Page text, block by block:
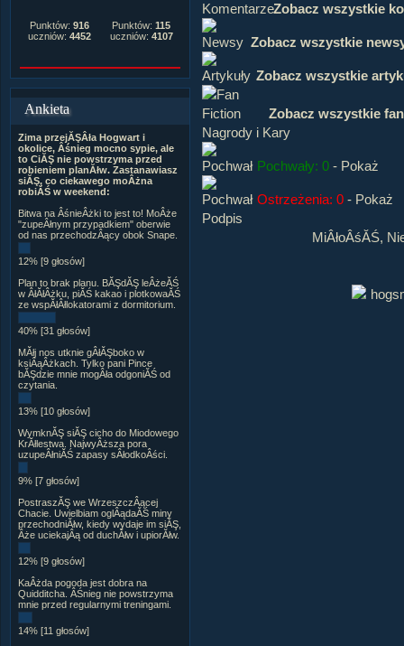
Punktów: 916
uczniów: 4452
Punktów: 115
uczniów: 4107
Ankieta
Zima przejĂŞÂła Hogwart i
okolice, Âśnieg mocno sypie, ale
to CiĂŞ nie powstrzyma przed
robieniem planĂłw. Zastanawiasz
siĂŞ, co ciekawego moÂżna
robiĂŚ w weekend:
Bitwa na ÂśnieÂżki to jest to! MoÂże
"zupeÂłnym przypadkiem" oberwie
od nas przechodzÂący obok Snape.
12% [9 głosów]
Plan to brak planu. BĂŞdĂŞ leÂżeĂŚ
w ÂłĂłÂżku, piĂŚ kakao i plotkowaĂŚ
ze wspĂłÂłlokatorami z dormitorium.
40% [31 głosów]
MĂłj nos utknie gÂłĂŞboko w
ksiÂąÂżkach. Tylko pani Pince
bĂŞdzie mnie mogÂła odgoniĂŚ od
czytania.
13% [10 głosów]
WymknĂŞ siĂŞ cicho do Miodowego
KrĂłlestwa. NajwyÂższa pora
uzupeÂłniĂŚ zapasy sÂłodkoÂści.
9% [7 głosów]
PostraszĂŞ we WrzeszczÂącej
Chacie. Uwielbiam oglÂądaĂŚ miny
przechodniĂłw, kiedy wydaje im siĂŞ,
Âże uciekajÂą od duchĂłw i upiorĂłw.
12% [9 głosów]
KaÂżda pogoda jest dobra na
Quidditcha. ÂŚnieg nie powstrzyma
mnie przed regularnymi treningami.
14% [11 głosów]
Zobacz wszystkie
Zobacz wszystkie
Zobacz wszystkie
Zobacz wszystkie
Nagrody i Kary
Pochwały: 0- Pokaż
Ostrzeżenia: 0- Pokaż
Podpis
MiÂłoÂśĂŚ,